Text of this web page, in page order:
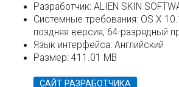
Разработчик: ALIEN SKIN
Системные требования: OS X
поздняя версия, 64-разрядный
Язык интерфейса: Английский
Размер: 411.01 MB
САЙТ РАЗРАБОТЧИКА